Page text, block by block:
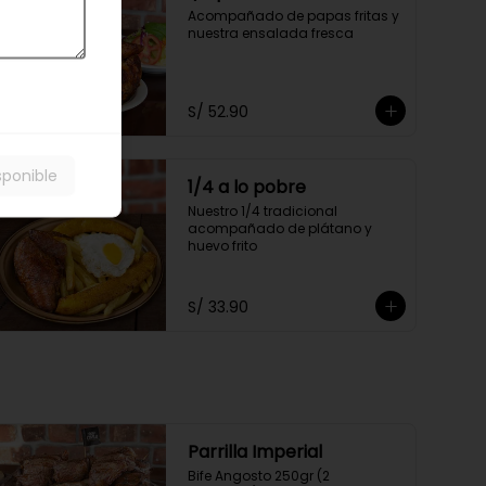
Acompañado de papas fritas y
nuestra ensalada fresca
S/ 52.90
1/4 a lo pobre
Nuestro 1/4 tradicional
acompañado de plátano y
huevo frito
S/ 33.90
Parrilla Imperial
Bife Angosto 250gr (2